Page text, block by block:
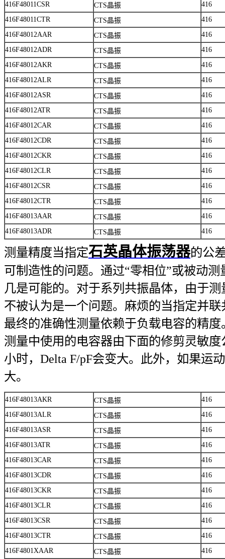
416F48011CSR
CTS晶振
416
416F48011CTR
CTS晶振
416
416F48012AAR
CTS晶振
416
416F48012ADR
CTS晶振
416
416F48012AKR
CTS晶振
416
416F48012ALR
CTS晶振
416
416F48012ASR
CTS晶振
416
416F48012ATR
CTS晶振
416
416F48012CAR
CTS晶振
416
416F48012CDR
CTS晶振
416
416F48012CKR
CTS晶振
416
416F48012CLR
CTS晶振
416
416F48012CSR
CTS晶振
416
416F48012CTR
CTS晶振
416
416F48013AAR
CTS晶振
416
416F48013ADR
CTS晶振 416
测量精度当指定石英晶体振荡器的公
可制造性的问题。通过“零相位”或被动
几是可能的。对于系列共振晶体，由于
不被认为是一个问题。麻烦的当指定并
最终的准确性测量依赖于负载电容的精
测量中使用的电容器由下面的修剪灵敏
小时，Delta F/pF会变大。此外，如果运
大。
416F48013AKR CTS晶振
416
416F48013ALR
CTS晶振
416
416F48013ASR
CTS晶振
416
416F48013ATR
CTS晶振
416
416F48013CAR
CTS晶振
416
416F48013CDR
CTS晶振
416
416F48013CKR
CTS晶振
416
416F48013CLR
CTS晶振
416
416F48013CSR
CTS晶振
416
416F48013CTR
CTS晶振
416
416F4801XAAR
CTS晶振 416